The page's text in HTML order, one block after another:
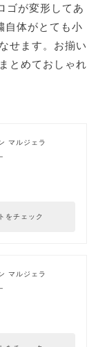
ゴが変形してあ
自体がとても小
せます。お揃い
とめておしゃれ
マルジェラ
をチェック
マルジェラ